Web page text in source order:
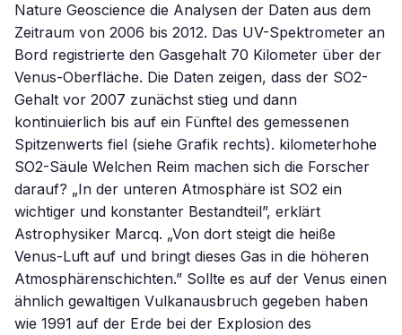
Nature Geoscience die Analysen der Daten aus dem
Zeitraum von 2006 bis 2012. Das UV-Spektrometer an
Bord registrierte den Gasgehalt 70 Kilometer über der
Venus-Oberfläche. Die Daten zeigen, dass der SO2-
Gehalt vor 2007 zunächst stieg und dann
kontinuierlich bis auf ein Fünftel des gemessenen
Spitzenwerts fiel (siehe Grafik rechts). kilometerhohe
SO2-Säule Welchen Reim machen sich die Forscher
darauf? „In der unteren Atmosphäre ist SO2 ein
wichtiger und konstanter Bestandteil”, erklärt
Astrophysiker Marcq. „Von dort steigt die heiße
Venus-Luft auf und bringt dieses Gas in die höheren
Atmosphärenschichten.” Sollte es auf der Venus einen
ähnlich gewaltigen Vulkanausbruch gegeben haben
wie 1991 auf der Erde bei der Explosion des